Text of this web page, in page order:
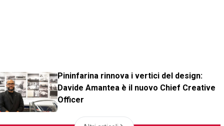
Pininfarina rinnova i vertici del design:
Davide Amantea è il nuovo Chief Creative
Officer